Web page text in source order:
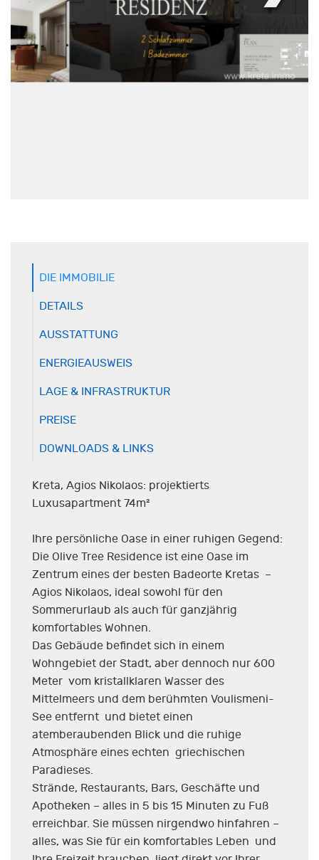
DIE IMMOBILIE
DETAILS
AUSSTATTUNG
ENERGIEAUSWEIS
LAGE & INFRASTRUKTUR
PREISE
DOWNLOADS & LINKS
Kreta, Agios Nikolaos: projektierts
Luxusapartment 74m²
Ihre persönliche Oase in einer ruhigen Gegend:
Die Olive Tree Residence ist eine Oase im
Zentrum eines der besten Badeorte Kretas –
Agios Nikolaos, ideal sowohl für den
Sommerurlaub als auch für ganzjährig
komfortables Wohnen.
Das Gebäude befindet sich in einem
Wohngebiet der Stadt, aber dennoch nur 600
Meter vom kristallklaren Wasser des
Mittelmeers und dem berühmten Voulismeni-
See entfernt und bietet einen
atemberaubenden Blick und die ruhige
Atmosphäre eines echten griechischen
Paradieses.
Strände, Restaurants, Bars, Geschäfte und
Apotheken – alles in 5 bis 15 Minuten zu Fuß
erreichbar. Sie müssen nirgendwo hinfahren –
alles, was Sie für ein komfortables Leben und